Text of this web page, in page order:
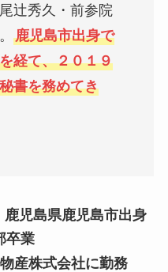
辻秀久・前参院
鹿児島市出身で
経て、２０１９
書を務めてき
鹿児島県鹿児島市出身
卒業
産株式会社に勤務